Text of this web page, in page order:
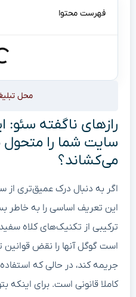
فهرست محتوا
محل
سایت شما را متحول
می‌کشاند؟
اگر به دنبال درک عمیق‌تری
این تعریف اساسی را به خاطر
ترکیبی از تکنیک‌های کلاه
است گوگل آنها را نقض
جریمه کند، در حالی که
کاملا قانونی است. برای اینکه